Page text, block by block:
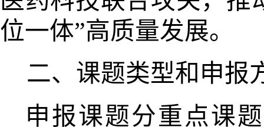
位一体”高质量发展。
二、课题类型和申报
申报课题分重点课